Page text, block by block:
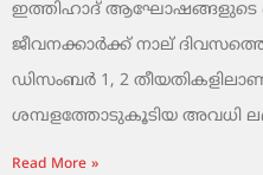
ഇത്തിഹാദ് ആഘോഷങ്ങളുടെ
ജീവനക്കാർക്ക് നാല്
ഡിസംബർ 1, 2
ശമ്പളത്തോടുകൂടിയ അവധി
Read More »